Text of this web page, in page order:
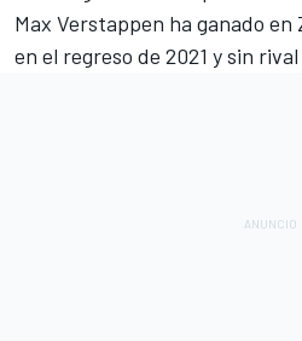
Max Verstappen ha ganado
en el regreso de 2021 ysin rival